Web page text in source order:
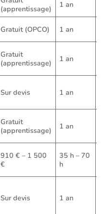
(apprentissage)
1 an
Gratuit (OPCO) 1 an
Gratuit
(apprentissage)
1 an
Sur devis 1 an
Gratuit
(apprentissage)
1 an
910 € – 1 500
€
35 h – 70
h
Sur devis 1 an